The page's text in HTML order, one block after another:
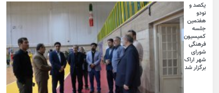
یکصد و
نودو
هفتمین
جلسه
کمیسیون
فرهنگی
شورای
شهر اراک
برگزار شد